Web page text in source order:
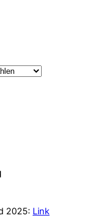
2025: Link